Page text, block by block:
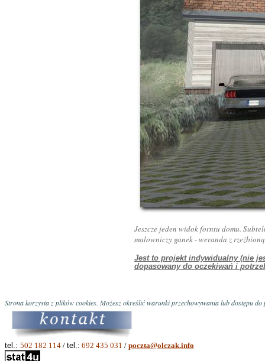
Jeszcze jeden widok forntu domu.
malowniczy ganek - weranda z
Jest to projekt indywidualny (nie
dopasowany do oczekiwań i
Strona korzysta z plików cookies. Możesz określić warunki przechowywania lub dostępu
tel.: 502 182 114 / tel.: 692 435 031 / poczta@olczak.info